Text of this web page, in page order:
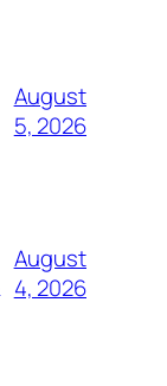
August
5, 2026
August
4, 2026